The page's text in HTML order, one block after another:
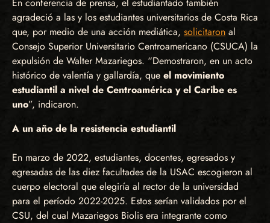
En conferencia de prensa, el estudiantado también
agradeció a las y los estudiantes universitarios de Costa Rica
que, por medio de una acción mediática, solicitaron al
Consejo Superior Universitario Centroamericano (CSUCA) la
expulsión de Walter Mazariegos. “Demostraron, en un acto
histórico de valentía y gallardía, que el movimiento
estudiantil a nivel de Centroamérica y el Caribe es
uno”, indicaron.
A un año de la resistencia estudiantil
En marzo de 2022, estudiantes, docentes, egresados y
egresadas de las diez facultades de la USAC escogieron al
cuerpo electoral que elegiría al rector de la universidad
para el período 2022-2025. Estos serían validados por el
CSU, del cual Mazariegos Biolis era integrante como